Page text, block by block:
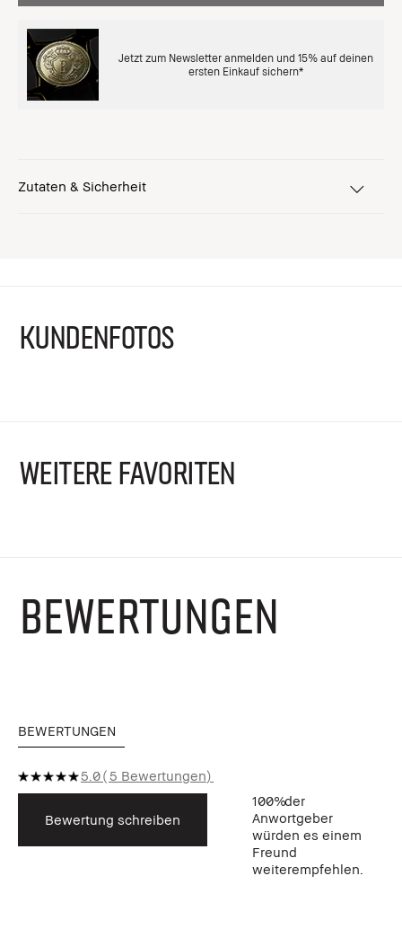
Jetzt zum Newsletter anmelden und 15% auf deinen
ersten Einkauf sichern*
Zutaten & Sicherheit
KUNDENFOTOS
WEITERE FAVORITEN
BEWERTUNGEN
BEWERTUNGEN
5.0 5 Bewertungen
Bewertung schreiben
100%der
Anwortgeber
würden es einem
Freund
weiterempfehlen.